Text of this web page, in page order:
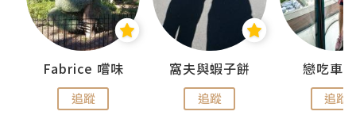
Fabrice 嚐味
追蹤
窩夫與蝦子餅
追蹤
戀吃車
追蹤